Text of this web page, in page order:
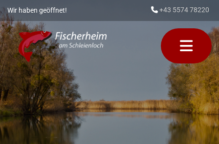
Wir haben geöffnet!  +43 5574 78220